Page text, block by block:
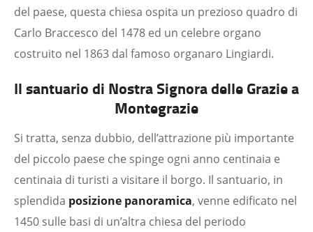
del paese, questa chiesa ospita un prezioso quadro di
Carlo Braccesco del 1478 ed un celebre organo
costruito nel 1863 dal famoso organaro Lingiardi.
Il santuario di Nostra Signora delle Grazie a
Montegrazie
Si tratta, senza dubbio, dell’attrazione più importante
del piccolo paese che spinge ogni anno centinaia e
centinaia di turisti a visitare il borgo. Il santuario, in
splendida posizione panoramica, venne edificato nel
1450 sulle basi di un’altra chiesa del periodo